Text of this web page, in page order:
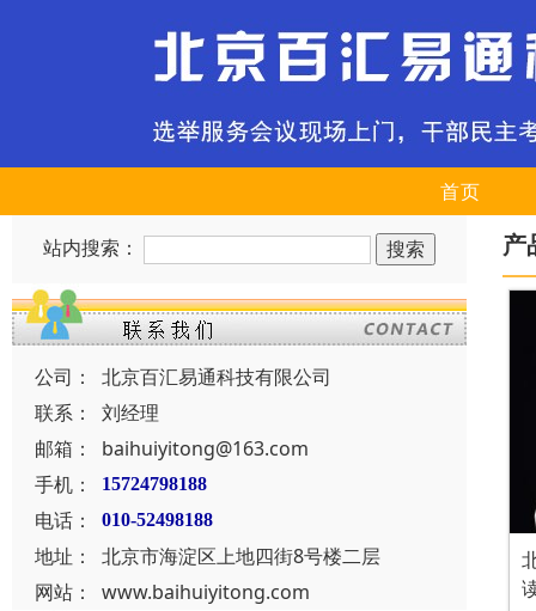
首页
站内搜索：
公司：
北京百汇易通科技有限公司
联系：
刘经理
邮箱：
baihuiyitong@163.com
手机：
15724798188
电话： 010-52498188
地址：
北京市海淀区上地四街8号楼二层
网站：
www.baihuiyitong.com
产